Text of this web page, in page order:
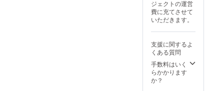
ジェクトの運営
費に充てさせて
いただきます。
支援に関するよ
くある質問
手数料はいく
らかかります
か？